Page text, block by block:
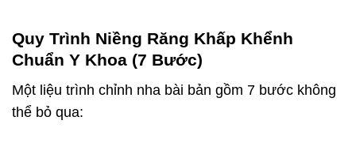
Quy Trình Niềng Răng Khấp Khểnh
Chuẩn Y Khoa (7 Bước)
Một liệu trình chỉnh nha bài bản gồm 7 bước không
thể bỏ qua: